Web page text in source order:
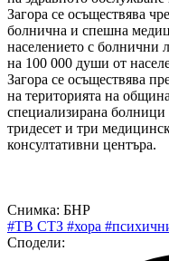
Загора се осъществява
болнична и спешна
населението с болнични
на 100 000 души от
Загора се осъществява
на територията на
специализирана болници
тридесет и три
консултативни центъра.
Снимка: БНР
#ТВ СТЗ #хора
Сподели: